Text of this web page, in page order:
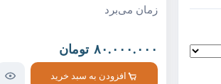
زمان می‌برد
۸۰.۰۰۰.۰۰۰ تومان
افزودن به سبد خرید